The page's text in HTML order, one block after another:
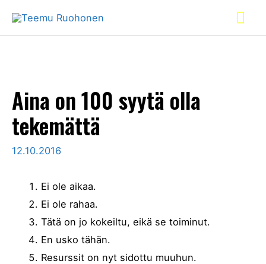
Aina on 100 syytä olla
tekemättä
12.10.2016
Ei ole aikaa.
Ei ole rahaa.
Tätä on jo kokeiltu, eikä se toiminut.
En usko tähän.
Resurssit on nyt sidottu muuhun.